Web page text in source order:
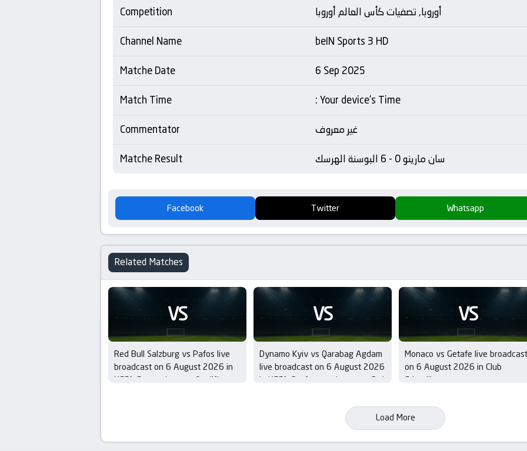
Competition
أوروبا, تصفيات كأس العالم أوروبا
Channel Name
beIN Sports 3 HD
Matche Date
6 Sep 2025
Match Time
: Your device's Time
Commentator
غير معروف
Matche Result
سان مارينو 0 - 6 البوسنة الهرسك
Facebook Twitter Whatsapp
Related Matches
VS
Red Bull Salzburg vs Pafos live
broadcast on 6 August 2026 in
UEFA Europa League Qualifiers –
VS
Dynamo Kyiv vs Qarabag Agdam
live broadcast on 6 August 2026
in UEFA Conference League – 3rd
VS
Monaco vs Getafe live broadcast
on 6 August 2026 in Club
Friendlies
Load More